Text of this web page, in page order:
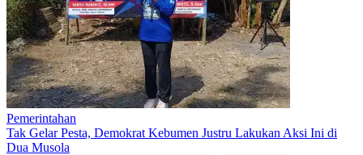
Pemerintahan
Tak Gelar Pesta, Demokrat Kebumen Justru Lakukan Aksi Ini di
Dua Musola